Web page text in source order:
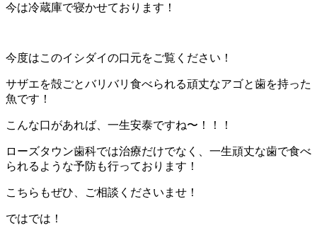
今は冷蔵庫で寝かせております！
今度はこのイシダイの口元をご覧ください！
サザエを殻ごとバリバリ食べられる頑丈なアゴと歯を持った
魚です！
こんな口があれば、一生安泰ですね〜！！！
ローズタウン歯科では治療だけでなく、一生頑丈な歯で食べ
られるような予防も行っております！
こちらもぜひ、ご相談くださいませ！
ではでは！